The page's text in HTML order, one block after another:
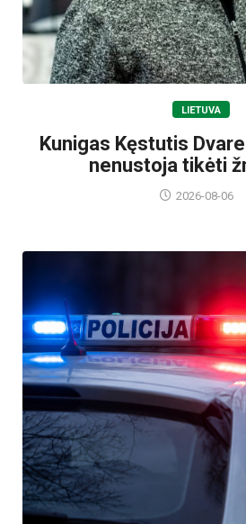
LIETUVA
Kunigas Kęstutis
nenustoja tikėti
2026-08-06